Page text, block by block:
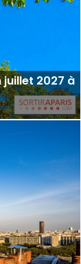
juillet 2027 à